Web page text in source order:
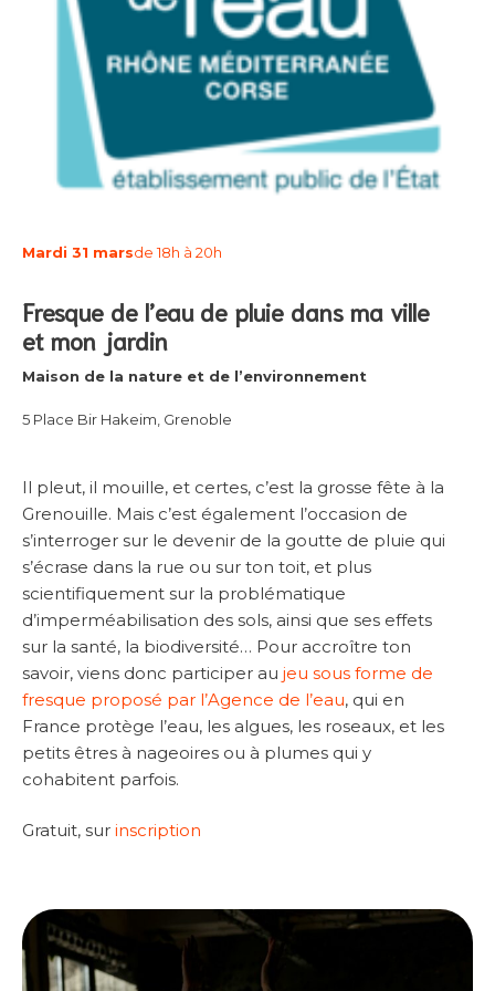
Mardi 31 marsde 18h à 20h
Fresque de l’eau de pluie dans ma ville
et mon jardin
Maison de la nature et de l’environnement
5 Place Bir Hakeim, Grenoble
Il pleut, il mouille, et certes, c’est la grosse fête à la
Grenouille. Mais c’est également l’occasion de
s’interroger sur le devenir de la goutte de pluie qui
s’écrase dans la rue ou sur ton toit, et plus
scientifiquement sur la problématique
d’imperméabilisation des sols, ainsi que ses effets
sur la santé, la biodiversité… Pour accroître ton
savoir, viens donc participer au jeu sous forme de
fresque proposé par l’Agence de l’eau, qui en
France protège l’eau, les algues, les roseaux, et les
petits êtres à nageoires ou à plumes qui y
cohabitent parfois.
Gratuit, sur inscription